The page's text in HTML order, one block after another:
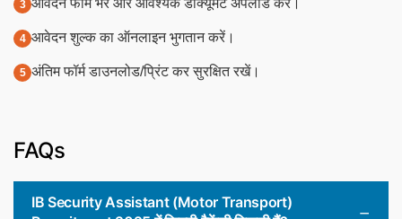
आवेदन फॉर्म भरें और आवश्यक डॉक्यूमेंट अपलोड करें।
आवेदन शुल्क का ऑनलाइन भुगतान करें।
अंतिम फॉर्म डाउनलोड/प्रिंट कर सुरक्षित रखें।
FAQs
IB Security Assistant (Motor Transport)